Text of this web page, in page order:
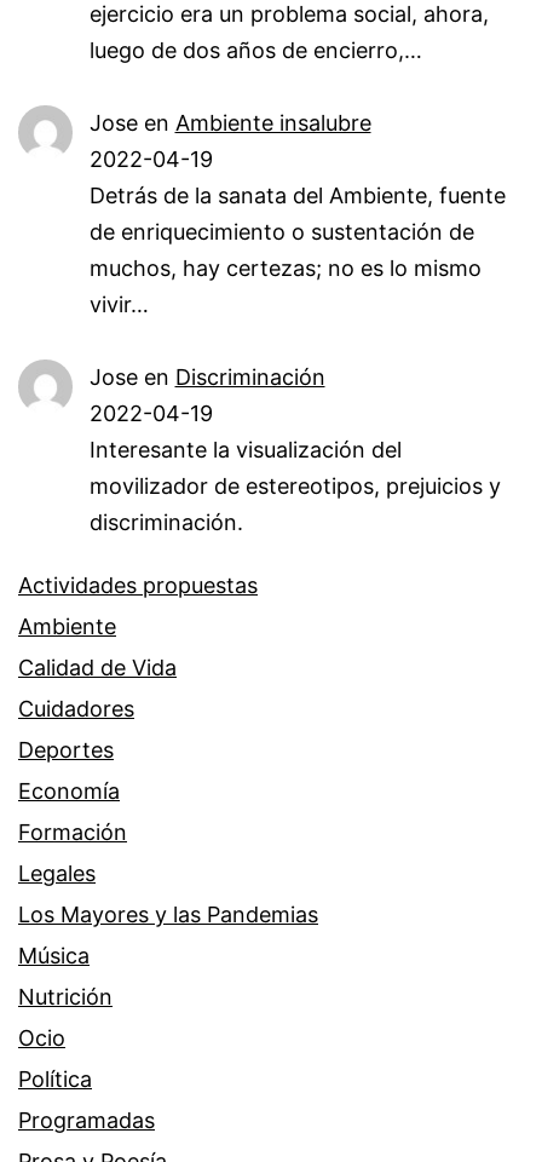
ejercicio era un problema social, ahora,
luego de dos años de encierro,…
Joseen Ambiente insalubre
2022-04-19
Detrás de la sanata del Ambiente, fuente
de enriquecimiento o sustentación de
muchos, hay certezas; no es lo mismo
vivir…
Joseen Discriminación
2022-04-19
Interesante la visualización del
movilizador de estereotipos, prejuicios y
discriminación.
Actividades propuestas
Ambiente
Calidad de Vida
Cuidadores
Deportes
Economía
Formación
Legales
Los Mayores y las Pandemias
Música
Nutrición
Ocio
Política
Programadas